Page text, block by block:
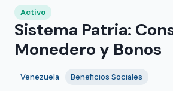
Activo
Sistema Patria:
Monedero y Bonos
Venezuela Beneficios Sociales